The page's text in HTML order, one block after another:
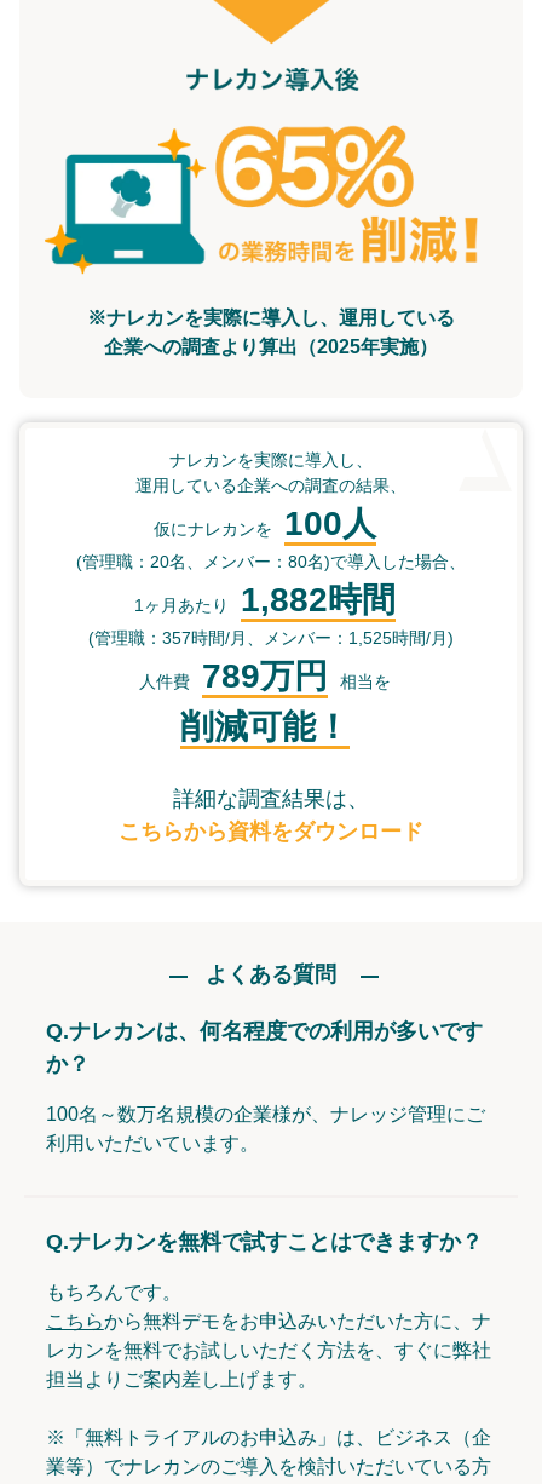
※ナレカンを実際に導入し、運用している
企業への調査より算出（2025年実施）
ナレカンを実際に導入し、
運用している企業への調査の結果、
仮にナレカンを 100人
(管理職：20名、メンバー：80名)で導入した場合、
1ヶ月あたり 1,882時間
(管理職：357時間/月、メンバー：1,525時間/月)
人件費 789万円 相当を
削減可能！
詳細な調査結果は、
こちらから資料をダウンロード
よくある質問
Q.ナレカンは、何名程度での利用が多いです
か？
100名～数万名規模の企業様が、ナレッジ管理にご
利用いただいています。
Q.ナレカンを無料で試すことはできますか？
もちろんです。
こちらから無料デモをお申込みいただいた方に、ナ
レカンを無料でお試しいただく方法を、すぐに弊社
担当よりご案内差し上げます。
※「無料トライアルのお申込み」は、ビジネス（企
業等）でナレカンのご導入を検討いただいている方